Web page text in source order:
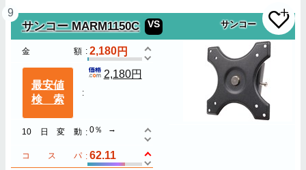
9
サンコー MARM1150C VS サンコー
金額 2,180
最安値
検索
2,180円
10日変動 0％
コスパ 62.11